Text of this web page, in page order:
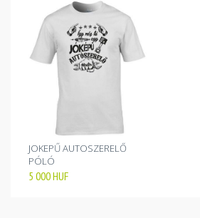
JOKEPŰ AUTOSZERELŐ
PÓLÓ
5 000HUF